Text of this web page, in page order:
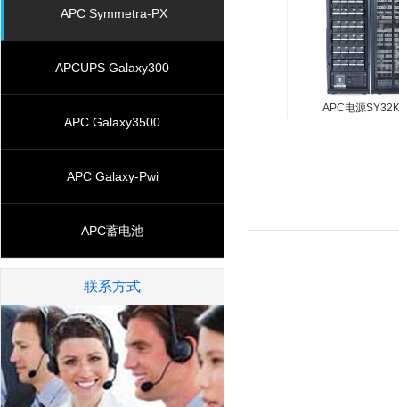
APC Symmetra-PX
APCUPS Galaxy300
APC Galaxy3500
APC Galaxy-Pwi
APC蓄电池
联系方式
Port Contact C...
APC电源